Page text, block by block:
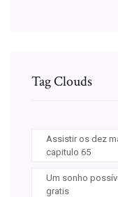
Tag Clouds
Assistir os dez
capitulo 65
Um sonho
gratis